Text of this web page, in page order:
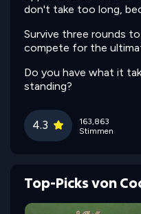
don't take too long,
Survive three rounds
compete for the
Do you have what it
standing?
4.3
163,863
Stimmen
Top-Picks von